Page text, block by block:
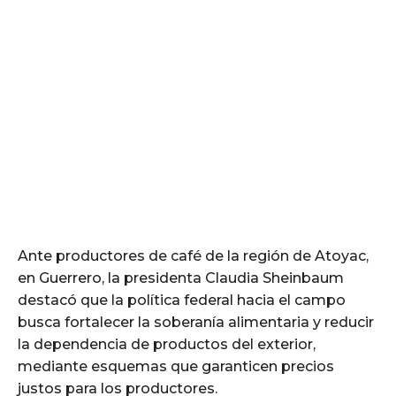
Ante productores de café de la región de Atoyac,
en Guerrero, la presidenta Claudia Sheinbaum
destacó que la política federal hacia el campo
busca fortalecer la soberanía alimentaria y reducir
la dependencia de productos del exterior,
mediante esquemas que garanticen precios
justos para los productores.